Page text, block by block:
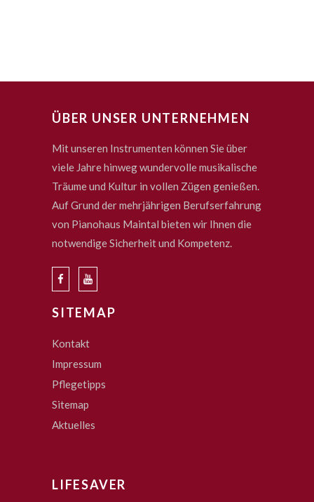
ÜBER UNSER UNTERNEHMEN
Mit unseren Instrumenten können Sie über
viele Jahre hinweg wundervolle musikalische
Träume und Kultur in vollen Zügen genießen.
Auf Grund der mehrjährigen Berufserfahrung
von Pianohaus Maintal bieten wir Ihnen die
notwendige Sicherheit und Kompetenz.
SITEMAP
Kontakt
Impressum
Pflegetipps
Sitemap
Aktuelles
LIFESAVER